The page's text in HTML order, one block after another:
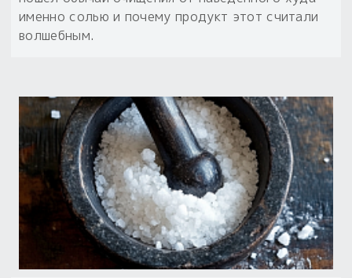
именно солью и почему продукт этот считали
волшебным.